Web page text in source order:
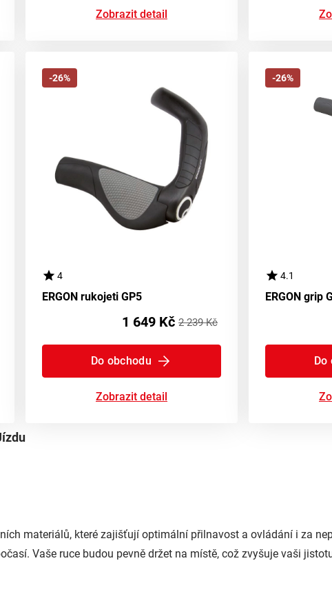
Zobrazit detail
-26%
4
ERGON rukojeti GP5
1 649 Kč 2 239 Kč
Do obchodu
Zobrazit detail
-26%
4.1
ERGON grip
Do
materiálů, které zajišťují optimální přilnavost a ovládání i za
Vaše ruce budou pevně držet na místě, což zvyšuje vaši